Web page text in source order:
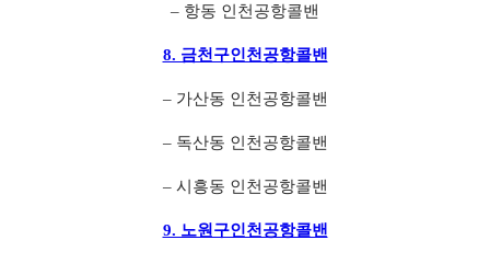
– 항동 인천공항콜밴
8. 금천구인천공항콜밴
– 가산동 인천공항콜밴
– 독산동 인천공항콜밴
– 시흥동 인천공항콜밴
9. 노원구인천공항콜밴